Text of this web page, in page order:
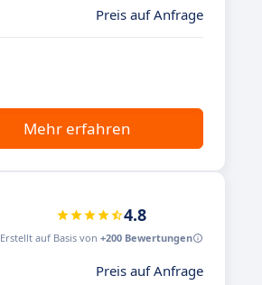
Preis auf Anfrage
Mehr erfahren
4.8
Erstellt auf Basis von +200 Bewertungen
Preis auf Anfrage